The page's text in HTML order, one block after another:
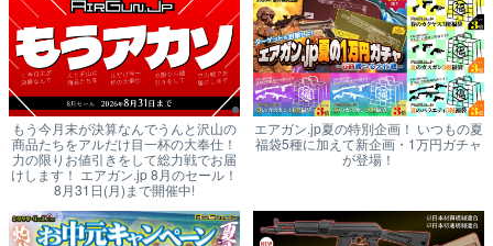
もう今月末が決算なんでうんと沢山の
商品たちをアルだけ目一杯の大奉仕！
力の限りお値引きをして総力戦でお届
けします！ エアガン.jp 8月のセール！
8月31日(月)まで開催中!
エアガン.jp夏の特別企画！ いつもの夏
福袋5種に加えて新企画・1万円ガチャ
が登場！